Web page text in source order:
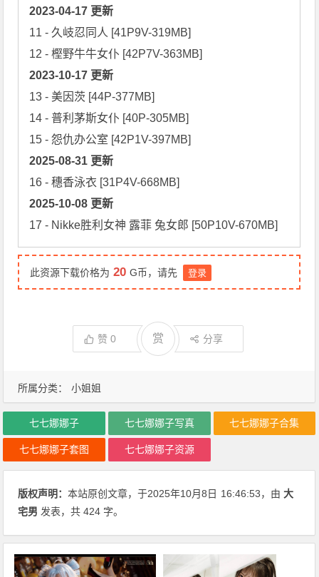
所属分类： 小姐姐
2023-04-17 更新
11 - 久岐忍同人 [41P9V-319MB]
2023-10-17 更新
13 - 美因茨 [44P-377MB]
14 - 普利茅斯女仆 [40P-305MB]
2025-08-31 更新
2025-10-08 更新
17 - Nikke胜利女神 露菲 兔女郎 [50P10V-670MB]
此资源下载价格为 20 G币，请先 登录
赞0 赏 分享
七七娜娜子 七七娜娜子写真 七七娜娜子合集
七七娜娜子套图 七七娜娜子资源
版权声明：本站原创文章，于2025年10月8日 16:46:53，由大
宅男 发表，共 424 字。